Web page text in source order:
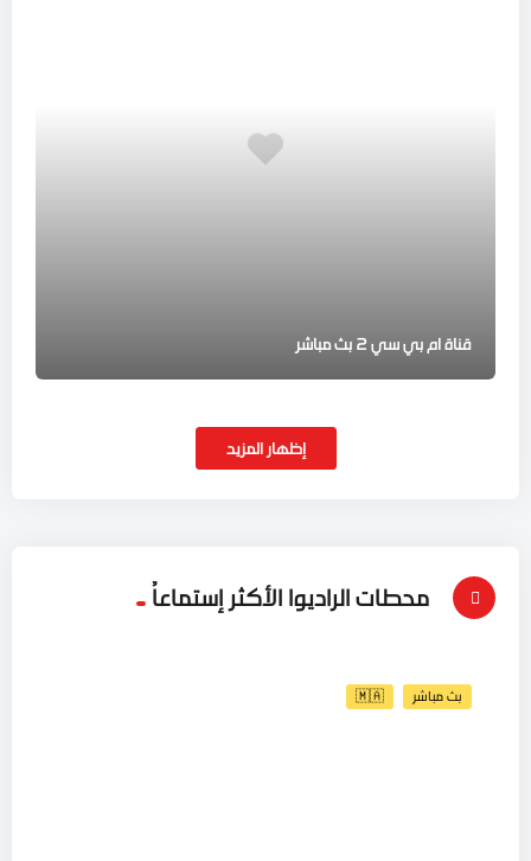
قناة ام بي سي 2 بث مباشر
إظهار المزيد
محطات الراديوا الأكثر إستماعاُ
بث مباشر 🇲🇦